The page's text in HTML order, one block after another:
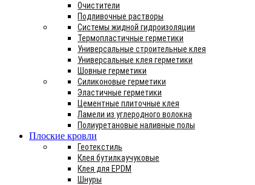
Очистители
Подливочные растворы
Системы жидной гидроизоляции
Термопластичные герметики
Универсальные строительные клея
Универсальные клея герметики
Шовные герметики
Силиконовые герметики
Эластичные герметики
Цементные плиточные клея
Ламели из углеродного волокна
Полиуретановые наливные полы
Плоские кровли
Геотекстиль
Клея бутилкаучуковые
Клея для EPDM
Шнуры